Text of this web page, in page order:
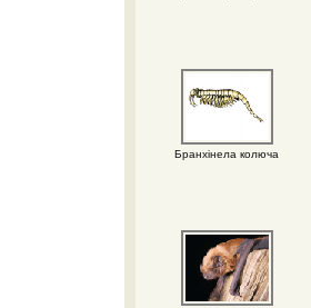
Бранхінела колюча